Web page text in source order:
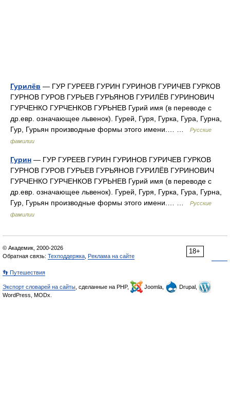
Гурилёв — ГУР ГУРЕЕВ ГУРИН ГУРИНОВ ГУРИЧЕВ ГУРКОВ
ГУРНОВ ГУРОВ ГУРЬЕВ ГУРЬЯНОВ ГУРИЛЁВ ГУРИНОВИЧ
ГУРЧЕНКО ГУРЧЕНКОВ ГУРЬНЕВ Гурий имя (в переводе с
др.евр. означающее львенок). Гурей, Гуря, Гурка, Гура, Гурна,
Гур, Гурьян производные формы этого имени.… …
Русские
фамилии
Гурин — ГУР ГУРЕЕВ ГУРИН ГУРИНОВ ГУРИЧЕВ ГУРКОВ
ГУРНОВ ГУРОВ ГУРЬЕВ ГУРЬЯНОВ ГУРИЛЁВ ГУРИНОВИЧ
ГУРЧЕНКО ГУРЧЕНКОВ ГУРЬНЕВ Гурий имя (в переводе с
др.евр. означающее львенок). Гурей, Гуря, Гурка, Гура, Гурна,
Гур, Гурьян производные формы этого имени.… …
Русские
фамилии
18+
© Академик, 2000-2026
Обратная связь: Техподдержка Реклама на сайте
👣 Путешествия
Экспорт словарей на сайты , сделанные на PHP, Joomla,
Drupal,
WordPress, MODx.